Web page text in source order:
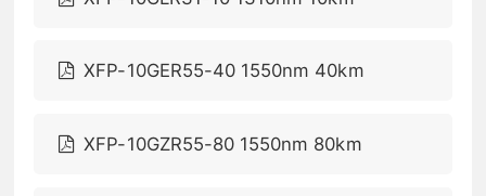
XFP-10GER55-40 1550nm 40km
XFP-10GZR55-80 1550nm 80km